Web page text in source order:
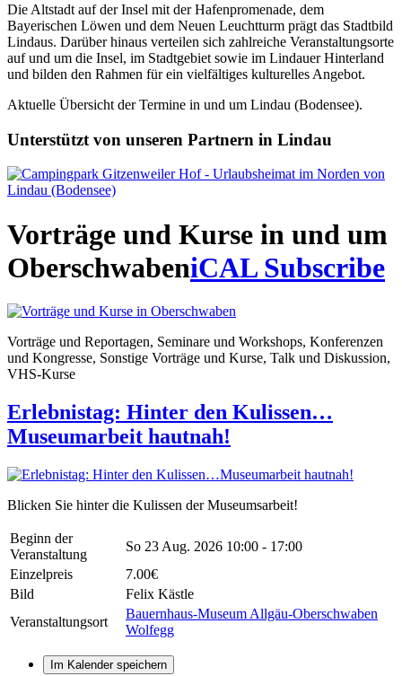
Die Altstadt auf der Insel mit der Hafenpromenade, dem
Bayerischen Löwen und dem Neuen Leuchtturm prägt das Stadtbild
Lindaus. Darüber hinaus verteilen sich zahlreiche Veranstaltungsorte
auf und um die Insel, im Stadtgebiet sowie im Lindauer Hinterland
und bilden den Rahmen für ein vielfältiges kulturelles Angebot.
Aktuelle Übersicht der Termine in und um Lindau (Bodensee).
Unterstützt von unseren Partnern in Lindau
Vorträge und Kurse in und um
OberschwabeniCAL Subscribe
Vorträge und Reportagen, Seminare und Workshops, Konferenzen
und Kongresse, Sonstige Vorträge und Kurse, Talk und Diskussion,
VHS-Kurse
Erlebnistag: Hinter den Kulissen…
Museumarbeit hautnah!
Blicken Sie hinter die Kulissen der Museumsarbeit!
Beginn der
Veranstaltung
So 23 Aug. 2026 10:00 - 17:00
Einzelpreis
7.00€
Bild
Felix Kästle
Veranstaltungsort
Bauernhaus-Museum Allgäu-Oberschwaben
Wolfegg
Im Kalender speichern